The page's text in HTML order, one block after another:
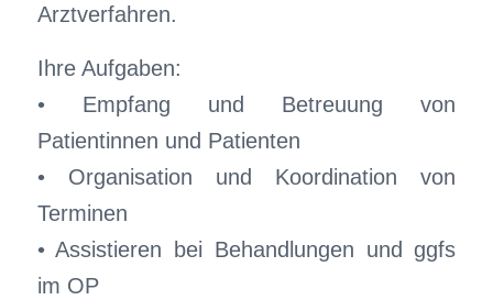
Arztverfahren.
Ihre Aufgaben:
• Empfang und Betreuung von
Patientinnen und Patienten
• Organisation und Koordination von
Terminen
• Assistieren bei Behandlungen und ggfs
im OP